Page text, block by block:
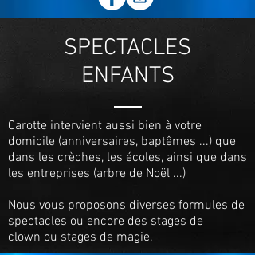
SPECTACLES
ENFANTS
Carotte intervient aussi bien à votre
domicile (anniversaires, baptêmes ...) que
dans les crèches, les écoles, ainsi que dans
les entreprises (arbre de Noël ...)
Nous vous proposons diverses formules de
spectacles ou encore des stages de
clown ou stages de magie.